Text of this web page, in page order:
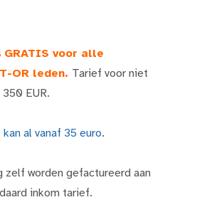
GRATIS voor alle
OR leden. Tarief voor niet
EUR.
kan al vanaf 35 euro.
zelf worden gefactureerd aan
inkom tarief.